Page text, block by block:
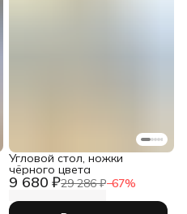
9 680 ₽29 286 ₽−67%
Угловой стол, ножки
чёрного цвета